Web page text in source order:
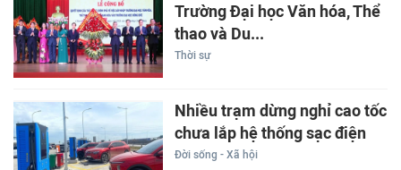
Trường Đại học Văn hóa, Thể
thao và Du...
Thời sự
Nhiều trạm dừng nghỉ cao tốc
chưa lắp hệ thống sạc điện
Đời sống - Xã hội